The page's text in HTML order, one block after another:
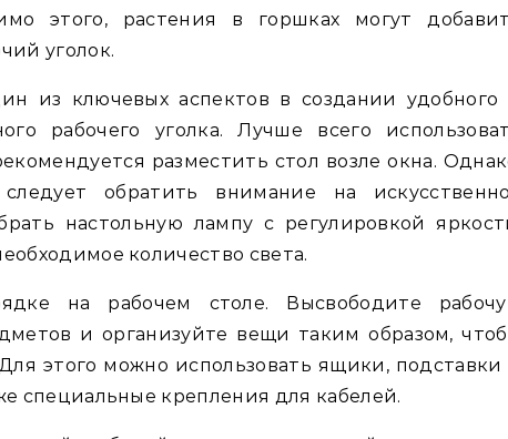
этого, растения в горшках могут
уголок.
из ключевых аспектов в создании удобного
рабочего уголка. Лучше всего
разместить стол возле окна.
обратить внимание на
настольную лампу с регулировкой
количество света.
на рабочем столе. Высвободите
и организуйте вещи таким образом,
этого можно использовать ящики, подставки
специальные крепления для кабелей.